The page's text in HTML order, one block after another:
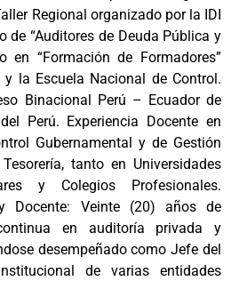
Regional organizado por la IDI
de “Auditores de Deuda Pública y
en “Formación de Formadores”
la Escuela Nacional de Control.
Binacional Perú – Ecuador de
Perú. Experiencia Docente en
Gubernamental y de Gestión
tanto en Universidades
y Colegios Profesionales.
Docente: Veinte (20) años de
en auditoría privada y
desempeñado como Jefe del
de varias entidades